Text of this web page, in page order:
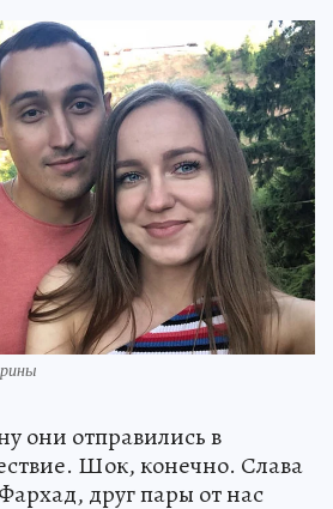
они отправились в
Шок, конечно. Слава
друг пары от нас